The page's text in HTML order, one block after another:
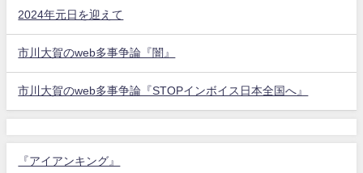
2024年元日を迎えて
市川大賀のweb多事争論『闇』
市川大賀のweb多事争論『STOPインボイス日本全国へ』
『アイアンキング』